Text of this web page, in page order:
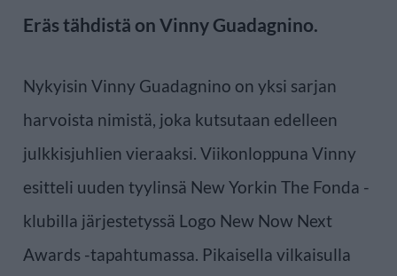
Eräs tähdistä on Vinny Guadagnino.
Nykyisin Vinny Guadagnino on yksi sarjan
harvoista nimistä, joka kutsutaan edelleen
julkkisjuhlien vieraaksi. Viikonloppuna Vinny
esitteli uuden tyylinsä New Yorkin The Fonda -
klubilla järjestetyssä Logo New Now Next
Awards -tapahtumassa. Pikaisella vilkaisulla